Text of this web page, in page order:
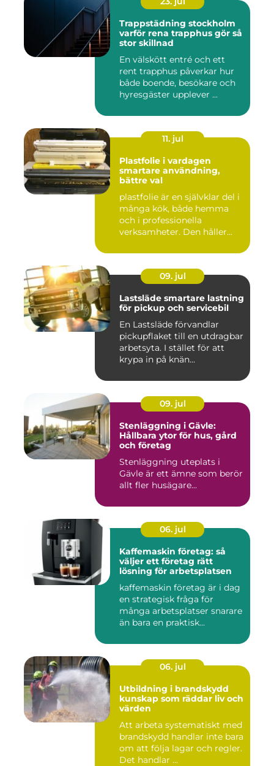
Trappstädning stockholm
varför rena trapphus gör så
stor skillnad
En välskött entré och ett
rent trapphus påverkar hur
både boende, besökare och
hyresgäster upplever ...
11. jul
Plastfolie i vardagen
smartare användning,
bättre val
plastfolie är en självklar del i
många kök, både hemma
och i professionella
verksamheter. Den håller...
09. jul
Lastsläde smartare lastning
för pickup och servicebil
En Lastsläde förvandlar
pickupflaket till en utdragbar
arbetsyta. I stället för att
krypa in på knän...
09. jul
Stenläggning i Gävle:
Hållbara ytor för hus, gård
och företag
Stenläggning uteplats i
Gävle är ett ämne som berör
allt fler husägare...
06. jul
Kaffemaskin företag: så
väljer ett företag rätt
lösning för arbetsplatsen
kaffemaskin företag är i dag
en strategisk fråga för
många arbetsplatser snarare
än bara en praktisk...
06. jul
Utbildning i brandskydd
kunskap som räddar liv och
värden
Att arbeta systematiskt med
brandskydd handlar inte bara
om att följa lagar och regler.
Det handlar ...